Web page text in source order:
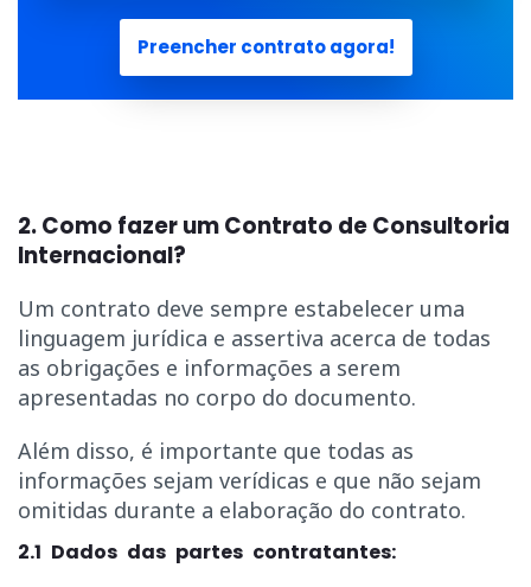
Preencher contrato agora!
2. Como fazer um Contrato de Consultoria
Internacional?
Um contrato deve sempre estabelecer uma
linguagem jurídica e assertiva acerca de todas
as obrigações e informações a serem
apresentadas no corpo do documento.
Além disso, é importante que todas as
informações sejam verídicas e que não sejam
omitidas durante a elaboração do contrato.
2.1 Dados das partes contratantes: